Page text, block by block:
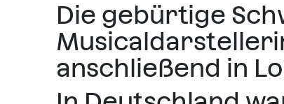
Die gebürtige
anschließend in